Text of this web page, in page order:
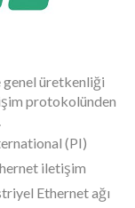
genel üretkenliği
protokolünden
(PI)
iletişim
Ethernet ağı